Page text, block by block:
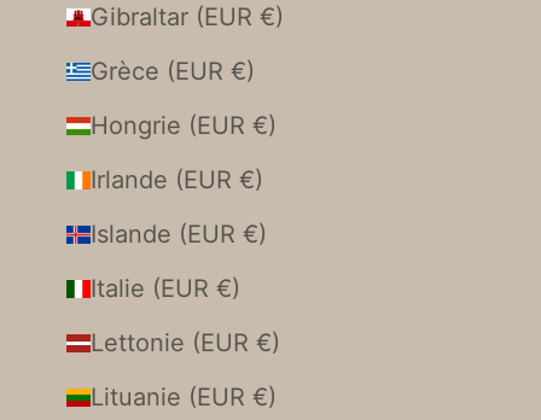
Gibraltar (EUR €)
Grèce (EUR €)
Hongrie (EUR €)
Irlande (EUR €)
Islande (EUR €)
Italie (EUR €)
Lettonie (EUR €)
Lituanie (EUR €)